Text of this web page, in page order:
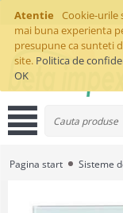
Atentie
Cookie-urile
mai buna experienta
presupune ca sunteti
site. Politica de
OK
Pagina start Sisteme